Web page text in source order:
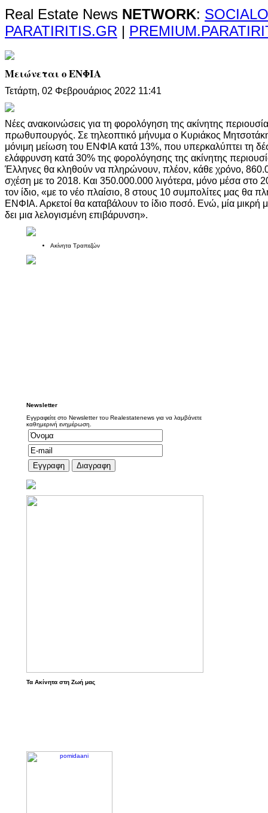
Real Estate News NETWORK:
PARATIRITIS.GR |
Μειώνεται ο ΕΝΦΙΑ
Τετάρτη, 02 Φεβρουάριος 2022 11:41
Νέες ανακοινώσεις για τη φορολόγηση της ακίνητης
πρωθυπουργός. Σε τηλεοπτικό μήνυμα ο Κυριάκος
μόνιμη μείωση του ΕΝΦΙΑ κατά 13%, που υπερκαλύπτει τη
ελάφρυνση κατά 30% της φορολόγησης της ακίνητης
Έλληνες θα κληθούν να πληρώνουν, πλέον, κάθε χρόνο,
σχέση με το 2018. Και 350.000.000 λιγότερα, μόνο μέσα
τον ίδιο, «με το νέο πλαίσιο, 8 στους 10 συμπολίτες μας θα
ΕΝΦΙΑ. Αρκετοί θα καταβάλουν το ίδιο ποσό. Ενώ, μία μικρή
δει μια λελογισμένη επιβάρυνση».
Ακίνητα Τραπεζών
Newsletter
Εγγραφείτε στο Newsletter του Realestatenews για να λαμβάνετε
καθημερινή ενημέρωση.
Τα Ακίνητα στη Ζωή μας